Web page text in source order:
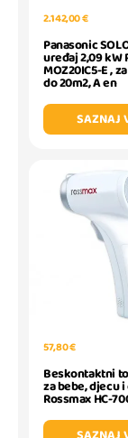
2.142,00 €
Panasonic
uređaj 2,09 kW
MOZ20IC5-E ,
do 20m2, A en
SAZNAJ
57,80 €
Beskontaktni
za bebe, djecu
Rossmax HC-